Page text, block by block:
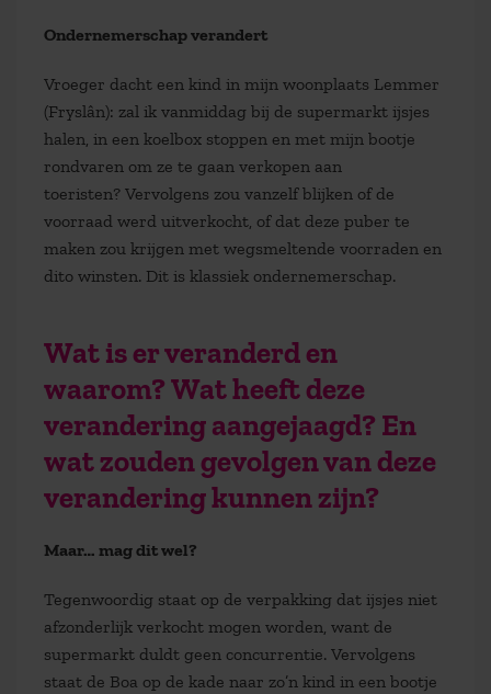
Ondernemerschap verandert
Vroeger dacht een kind in mijn woonplaats Lemmer
(Fryslân): zal ik vanmiddag bij de supermarkt ijsjes
halen, in een koelbox stoppen en met mijn bootje
rondvaren om ze te gaan verkopen aan
toeristen? Vervolgens zou vanzelf blijken of de
voorraad werd uitverkocht, of dat deze puber te
maken zou krijgen met wegsmeltende voorraden en
dito winsten. Dit is klassiek ondernemerschap.
Wat is er veranderd en
waarom? Wat heeft deze
verandering aangejaagd? En
wat zouden gevolgen van deze
verandering kunnen zijn?
Maar… mag dit wel?
Tegenwoordig staat op de verpakking dat ijsjes niet
afzonderlijk verkocht mogen worden, want de
supermarkt duldt geen concurrentie. Vervolgens
staat de Boa op de kade naar zo’n kind in een bootje